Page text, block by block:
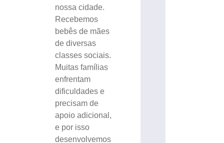
nossa cidade.
Recebemos
bebês de mães
de diversas
classes sociais.
Muitas famílias
enfrentam
dificuldades e
precisam de
apoio adicional,
e por isso
desenvolvemos